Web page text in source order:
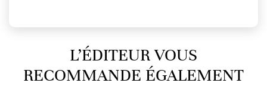
L’ÉDITEUR VOUS
RECOMMANDE ÉGALEMENT